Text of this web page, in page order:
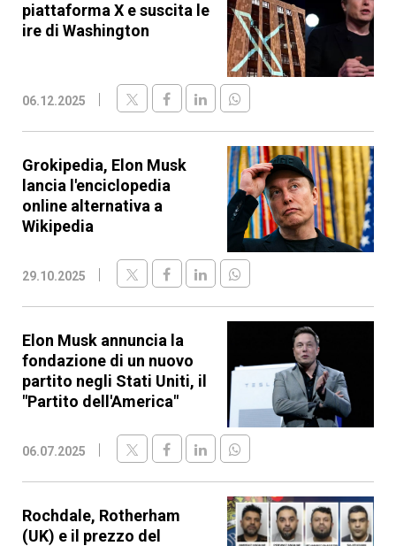
piattaforma X e suscita le
ire di Washington
06.12.2025
Grokipedia, Elon Musk
lancia l'enciclopedia
online alternativa a
Wikipedia
29.10.2025
Elon Musk annuncia la
fondazione di un nuovo
partito negli Stati Uniti, il
"Partito dell'America"
06.07.2025
Rochdale, Rotherham
(UK) e il prezzo del